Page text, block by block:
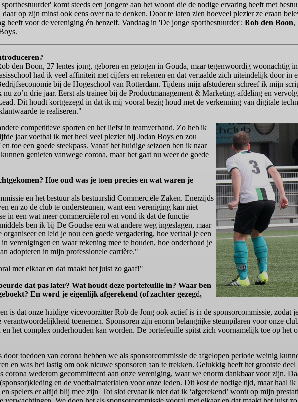
komt steeds een jongere aan het woord die de nodige ervaring heeft met
op zijn minst ook eens over na te denken. Door te laten zien hoeveel plezier ze eraan
heeft voor de vereniging én henzelf. Vandaag in 'De jonge sportbestuurder': Rob den Boon,
den Boon, 27 lentes jong, geboren en getogen in Gouda, maar tegenwoordig woonachtig
had ik veel affiniteit met cijfers en rekenen en dat vertaalde zich uiteindelijk door in
bij de Hogeschool van Rotterdam. Tijdens mijn afstuderen schreef ik mijn
zo’n drie jaar. Eerst als trainee bij de Productmanagement & Marketing-afdeling en
Dit houdt kortgezegd in dat ik mij vooral bezig houd met de verkenning van digitale
te realiseren."
competitieve sporten en het liefst in teamverband. Zo heb ik
jaar voetbal ik met heel veel plezier bij Jodan Boys en zou
toe een goede steekpass. Vanaf het huidige seizoen ben ik naar
genieten vanwege corona, maar het gaat nu weer de goede
Hoe oud was je toen precies en wat waren je
en het bestuur als bestuurslid Commerciële Zaken. Enerzijds
en zo de club te ondersteunen, want een vereniging kan niet
een wat meer commerciële rol en vond ik dat de functie
ben ik bij De Goudse een wat andere weg ingeslagen, maar
en leid je nou een goede vergadering, hoe vertaal je een
verenigingen en waar rekening mee te houden, hoe onderhoud je
adopteren in mijn professionele carrière."
met elkaar en dat maakt het juist zo gaaf!"
dat pas later? Wat houdt deze portefeuille in? Waar ben
En word je eigenlijk afgerekend (of zachter gezegd,
is dat onze huidige vicevoorzitter Rob de Jong ook actief is in de sponsorcommissie, zodat
toenemen. Sponsoren zijn enorm belangrijke steunpilaren voor onze
het complex onderhouden kan worden. De portefeuille spitst zich voornamelijk toe op het
door toedoen van corona hebben we als sponsorcommissie de afgelopen periode weinig
en was het lastig om ook nieuwe sponsoren aan te trekken. Gelukkig heeft het grootste deel
corona wederom gecommitteerd aan onze vereniging, waar we enorm dankbaar voor zijn.
en de voetbalmaterialen voor onze leden. Dit kost de nodige tijd, maar haal
en spelers er altijd blij mee zijn. Tot slot ervaar ik niet dat ik ‘afgerekend’ wordt op mijn
verwachtingen. We doen het als sponsorcommissie vooral met elkaar en dat maakt het juist